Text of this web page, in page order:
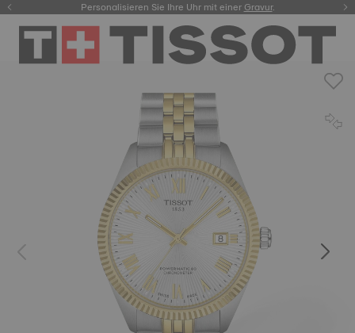
Personalisieren Sie Ihre Uhr mit einerGravur.
hier.